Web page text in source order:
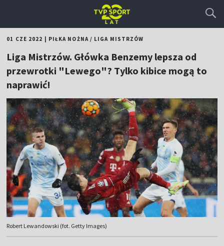
01 CZE 2022 PIŁKA NOŻNA/ LIGA MISTRZÓW
Liga Mistrzów. Główka Benzemy lepsza od
przewrotki "Lewego"? Tylko kibice mogą to
naprawić!
Robert Lewandowski (fot. Getty Images)